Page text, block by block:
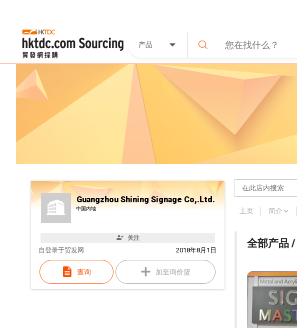
产品
Guangzhou Shining Signage Co,.Ltd.
中国内地
关注
自 2018年8月1日
登录于贸发网
查询 加至询价篮
主页 简介
全部产品